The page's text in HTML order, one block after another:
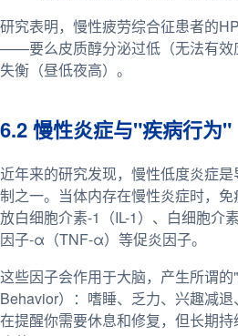
研究表明，慢性疲劳综合征患者的
——要么皮质醇分泌过低（无法有效
失衡（昼低夜高）。
6.2 慢性炎症与"疾病行为"
近年来的研究发现，慢性低度炎症
制之一。当体内存在慢性炎症时，
放白细胞介素-1（IL-1）、白细胞介
因子-α（TNF-α）等促炎因子。
这些因子会作用于大脑，产生所谓
Behavior）：嗜睡、乏力、兴趣减
在提醒你需要休息和修复，但长期